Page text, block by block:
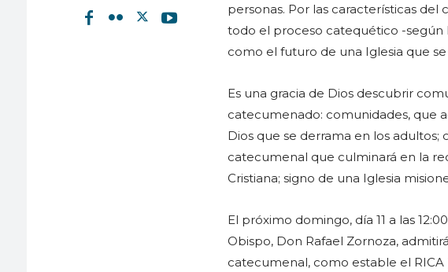
personas. Por las características
todo el proceso catequético -según
como el futuro de una Iglesia que
Es una gracia de Dios descubrir
catecumenado: comunidades, que
Dios que se derrama en los adultos;
catecumenal que culminará en la
Cristiana; signo de una Iglesia
El próximo domingo, día 11 a las
Obispo, Don Rafael Zornoza,
catecumenal, como estable el RICA